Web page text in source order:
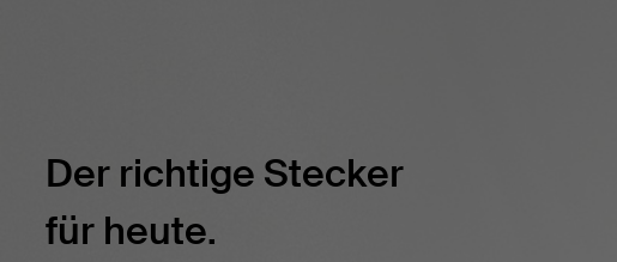
Der richtige Stecker
für heute.